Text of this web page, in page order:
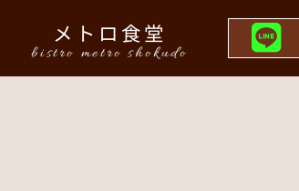
メトロ食堂
bistro metro shokudo